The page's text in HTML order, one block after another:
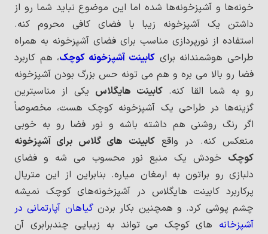
خونه‌ها و آشپزخونه‌ها شده اما این موضوع نباید شما رو از
داشتن یک آشپزخونه زیبا با فضای کافی محروم کنه.
استفاده از نورپردازی مناسب برای فضای آشپزخونه به همراه
طراحی هوشمندانه برایکابینت آشپزخونه کوچک، هم کاربرد
فضا رو بالا می بره و هم می تونه حس بزرگ بودن آشپزخونه
رو به شما القا کنه.کابینت هایگلاس یکی از مناسبترین
گزینه‌ها در طراحی یک آشپزخونه کوچک هست، مخصوصاً
اگر رنگ روشنی هم داشته باشه و نور فضا رو به خوبی
منعکس کنه. در واقعکابینت های گلاس برای آشپزخونه
کوچک خودش یک منبع نور محسوب می شه و فضای
دلبازی رو براتون به ارمغان میاره. بنابراین از این متریال
پرکاربرد کابینت هایگلاس در آشپزخونه‌های کوچک نمیشه
چشم پوشی کرد. و همچنین بکار بردنگیاهان آپارتمانی در
آشپزخانه های کوچک می تواند به زیبایی چندبرابری آن